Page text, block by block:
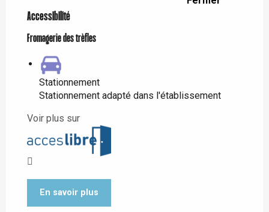
Accessibilité
Fromagerie des trèfles
Stationnement
Stationnement adapté dans l'établissement
Voir plus sur
En savoir plus